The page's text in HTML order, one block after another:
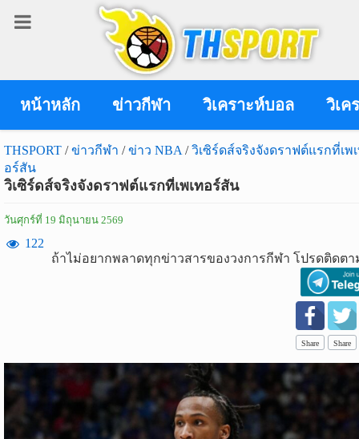
หน้าหลัก ข่าวกีฬา วิเคราะห์บอล วิเค
THSPORT / ข่าวกีฬา / ข่าว NBA / วิเซิร์ดส์จริงจังดราฟต์แรกที่เพ
อร์สัน
วิเซิร์ดส์จริงจังดราฟต์แรกที่เพเทอร์สัน
วันศุกร์ที่ 19 มิถุนายน 2569
122
ถ้าไม่อยากพลาดทุกข่าวสารของวงการกีฬา โปรดติดตา
Share Share
เข้า
เข้าสู่ระบบ
เข้าสู่ระบบด้วย facebook
สมัคร
สมาชิก
ข่าว
บอล
ไทย